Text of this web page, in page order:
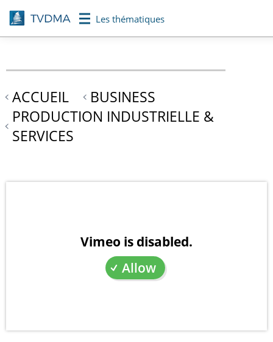
Aller
au
contenu
Les thématiques
ACCUEIL
BUSINESS
PRODUCTION INDUSTRIELLE &
SERVICES
Vimeo is disabled.
Allow